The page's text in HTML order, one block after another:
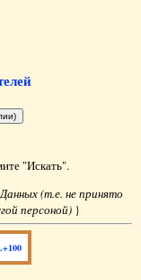
"Искать".
(т.е. не принято
персоной) }